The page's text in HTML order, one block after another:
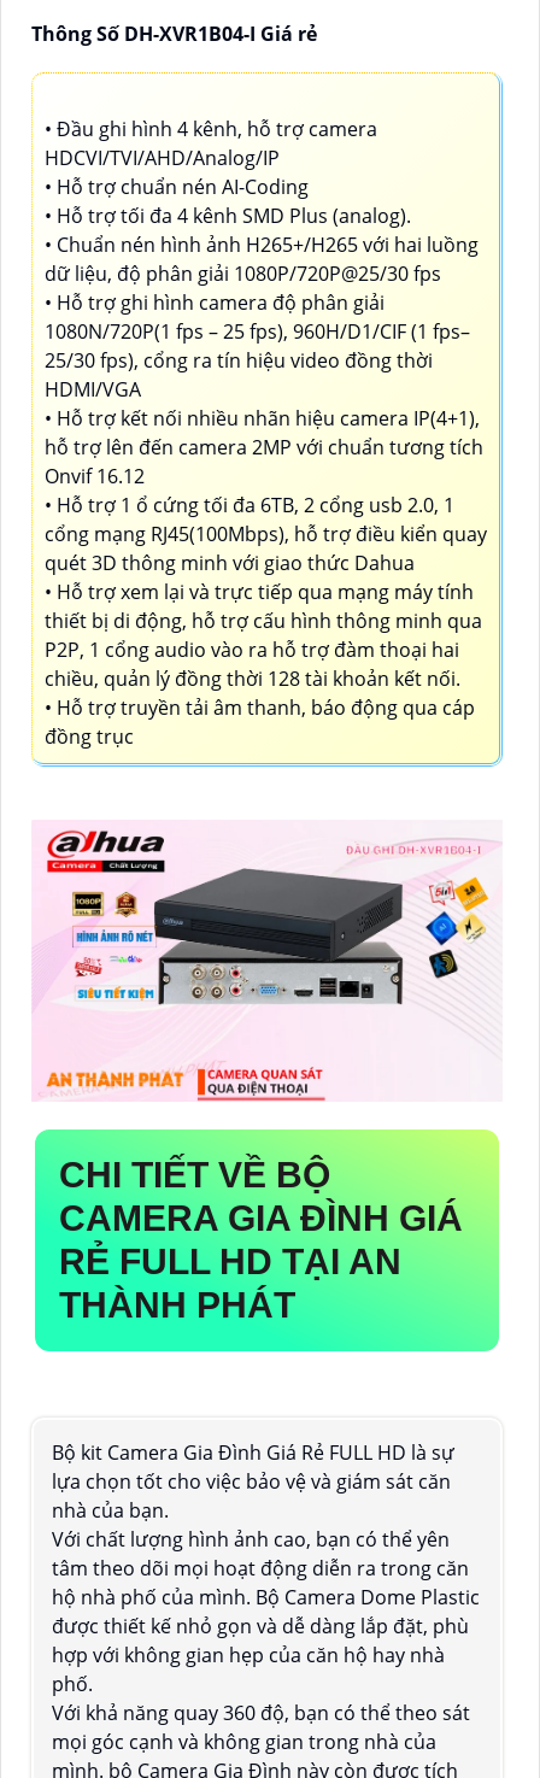
Thông Số DH-XVR1B04-I Giá rẻ
• Đầu ghi hình 4 kênh, hỗ trợ camera
HDCVI/TVI/AHD/Analog/IP
• Hỗ trợ chuẩn nén AI-Coding
• Hỗ trợ tối đa 4 kênh SMD Plus (analog).
• Chuẩn nén hình ảnh H265+/H265 với hai luồng
dữ liệu, độ phân giải 1080P/720P@25/30 fps
• Hỗ trợ ghi hình camera độ phân giải
1080N/720P(1 fps – 25 fps), 960H/D1/CIF (1 fps–
25/30 fps), cổng ra tín hiệu video đồng thời
HDMI/VGA
• Hỗ trợ kết nối nhiều nhãn hiệu camera IP(4+1),
hỗ trợ lên đến camera 2MP với chuẩn tương tích
Onvif 16.12
• Hỗ trợ 1 ổ cứng tối đa 6TB, 2 cổng usb 2.0, 1
cổng mạng RJ45(100Mbps), hỗ trợ điều kiển quay
quét 3D thông minh với giao thức Dahua
• Hỗ trợ xem lại và trực tiếp qua mạng máy tính
thiết bị di động, hỗ trợ cấu hình thông minh qua
P2P, 1 cổng audio vào ra hỗ trợ đàm thoại hai
chiều, quản lý đồng thời 128 tài khoản kết nối.
• Hỗ trợ truyền tải âm thanh, báo động qua cáp
đồng trục
CHI TIẾT VỀ BỘ
CAMERA GIA ĐÌNH GIÁ
RẺ FULL HD TẠI AN
THÀNH PHÁT
Bộ kit Camera Gia Đình Giá Rẻ FULL HD là sự
lựa chọn tốt cho việc bảo vệ và giám sát căn
nhà của bạn.
Với chất lượng hình ảnh cao, bạn có thể yên
tâm theo dõi mọi hoạt động diễn ra trong căn
hộ nhà phố của mình. Bộ Camera Dome Plastic
được thiết kế nhỏ gọn và dễ dàng lắp đặt, phù
hợp với không gian hẹp của căn hộ hay nhà
phố.
Với khả năng quay 360 độ, bạn có thể theo sát
mọi góc cạnh và không gian trong nhà của
mình. bộ Camera Gia Đình này còn được tích